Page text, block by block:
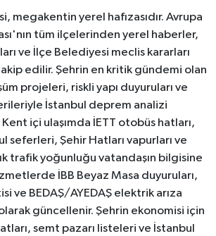
megakentin yerel hafızasıdır. Avrupa
tüm ilçelerinden yerel haberler,
ve İlçe Belediyesi meclis kararları
edilir. Şehrin en kritik gündemi olan
projeleri, riskli yapı duyuruları ve
İstanbul deprem analizi
içi ulaşımda İETT otobüs hatları,
seferleri, Şehir Hatları vapurları ve
trafik yoğunluğu vatandaşın bilgisine
İBB Beyaz Masa duyuruları,
ve BEDAŞ/AYEDAŞ elektrik arıza
güncellenir. Şehrin ekonomisi için
semt pazarı listeleri ve İstanbul